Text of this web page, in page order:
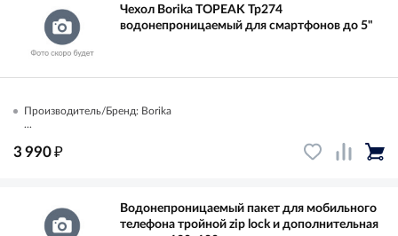
Чехол Borika TOPEAK Tp274
водонепроницаемый для смартфонов до 5"
Производитель/Бренд: Borika
...
3 990₽
Водонепроницаемый пакет для мобильного
телефона тройной zip lock и дополнительная